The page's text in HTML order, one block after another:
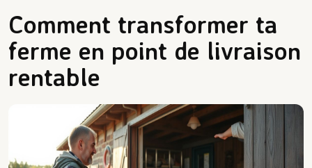
Comment transformer ta
ferme en point de livraison
rentable